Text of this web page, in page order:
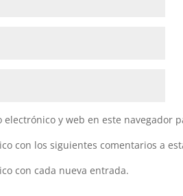
y web en este navegador
con los siguientes comentarios a
con cada nueva entrada.